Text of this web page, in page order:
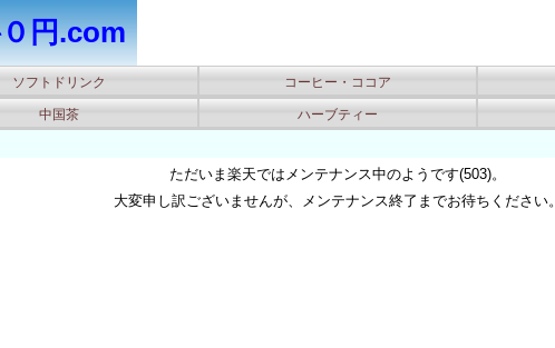
円.com
ソフトドリンク コーヒー・ココア
中国茶 ハーブティー
ただいま楽天ではメンテナンス中のようです(503)。
大変申し訳ございませんが、メンテナンス終了までお待ちください。